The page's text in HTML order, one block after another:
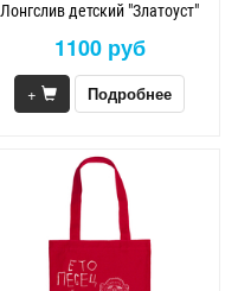
Лонгслив детский "Златоуст"
1100 руб
+ Подробнее